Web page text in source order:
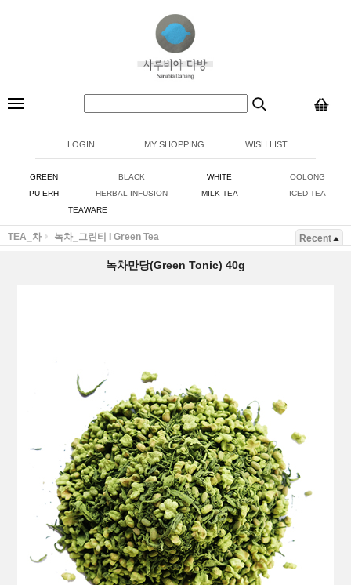
LOGIN MY SHOPPING WISH LIST
GREEN BLACK WHITE
OOLONG
PU ERH
HERBAL INFUSION MILK TEA
ICED TEA
TEAWARE
TEA_차 녹차_그린티 I Green Tea Recent
녹차만당(Green Tonic) 40g